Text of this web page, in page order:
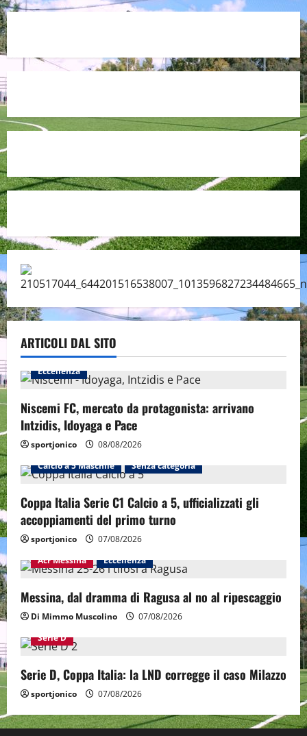
ARTICOLI DAL SITO
Eccellenza
Niscemi FC, mercato da protagonista: arrivano
Intzidis, Idoyaga e Pace
sportjonico
08/08/2026
Calcio a 5 Maschile
Senza categoria
Coppa Italia Serie C1 Calcio a 5, ufficializzati gli
accoppiamenti del primo turno
sportjonico
07/08/2026
Acr Messina
Eccellenza
Messina, dal dramma di Ragusa al no al ripescaggio
Di Mimmo Muscolino
07/08/2026
Serie D
Serie D, Coppa Italia: la LND corregge il caso Milazzo
sportjonico 07/08/2026